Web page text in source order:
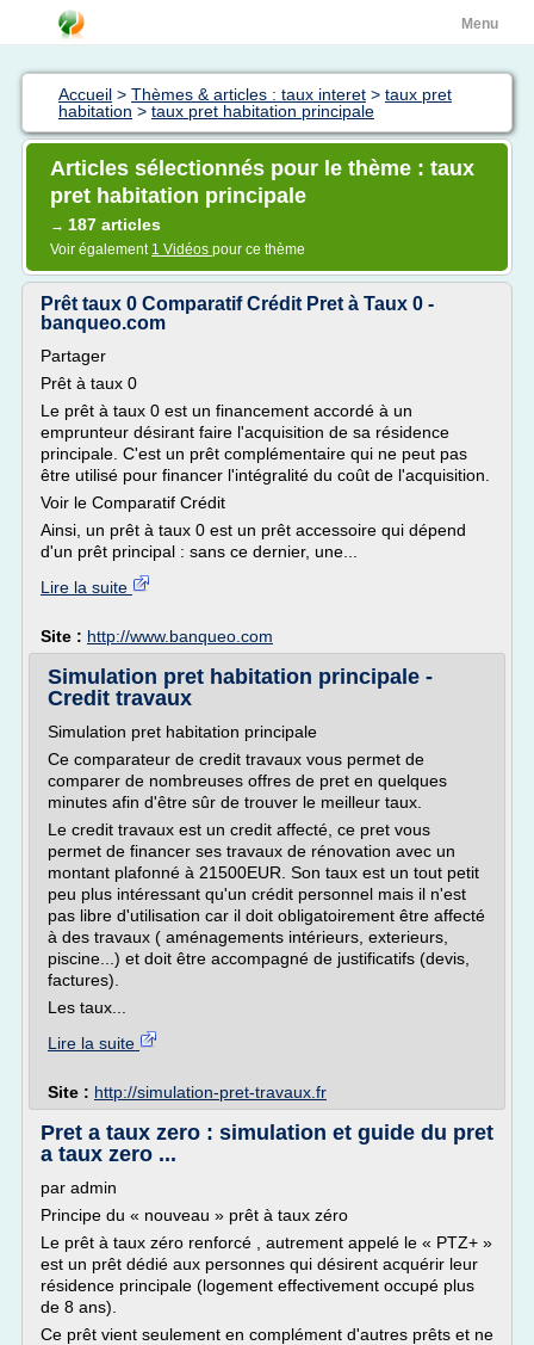
Menu
Accueil > Thèmes & articles : taux interet > taux pret
habitation > taux pret habitation principale
Articles sélectionnés pour le thème : taux
pret habitation principale
→ 187 articles
Voir également 1 Vidéos pour ce thème
Prêt taux 0 Comparatif Crédit Pret à Taux 0 -
banqueo.com
Partager
Prêt à taux 0
Le prêt à taux 0 est un financement accordé à un
emprunteur désirant faire l'acquisition de sa résidence
principale. C'est un prêt complémentaire qui ne peut pas
être utilisé pour financer l'intégralité du coût de l'acquisition.
Voir le Comparatif Crédit
Ainsi, un prêt à taux 0 est un prêt accessoire qui dépend
d'un prêt principal : sans ce dernier, une...
Lire la suite
Site : http://www.banqueo.com
Simulation pret habitation principale -
Credit travaux
Simulation pret habitation principale
Ce comparateur de credit travaux vous permet de
comparer de nombreuses offres de pret en quelques
minutes afin d'être sûr de trouver le meilleur taux.
Le credit travaux est un credit affecté, ce pret vous
permet de financer ses travaux de rénovation avec un
montant plafonné à 21500EUR. Son taux est un tout petit
peu plus intéressant qu'un crédit personnel mais il n'est
pas libre d'utilisation car il doit obligatoirement être affecté
à des travaux ( aménagements intérieurs, exterieurs,
piscine...) et doit être accompagné de justificatifs (devis,
factures).
Les taux...
Lire la suite
Site : http://simulation-pret-travaux.fr
Pret a taux zero : simulation et guide du pret
a taux zero ...
par admin
Principe du « nouveau » prêt à taux zéro
Le prêt à taux zéro renforcé , autrement appelé le « PTZ+ »
est un prêt dédié aux personnes qui désirent acquérir leur
résidence principale (logement effectivement occupé plus
de 8 ans).
Ce prêt vient seulement en complément d'autres prêts et ne